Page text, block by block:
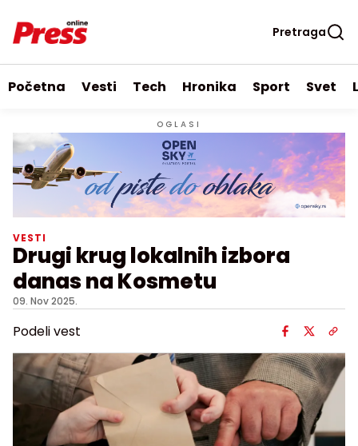
Pretraga
Početna Vesti Tech Hronika Sport Svet
OGLASI
VESTI
Drugi krug lokalnih izbora
danas na Kosmetu
09. Nov 2025.
Podeli vest